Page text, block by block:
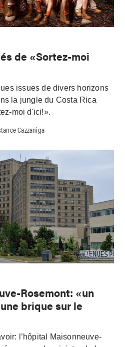
de «Sortez-moi
issues de divers horizons
la jungle du Costa Rica
moi d'ici!».
Cazzaniga
Rosemont: «un
brique sur le
l’hôpital Maisonneuve-